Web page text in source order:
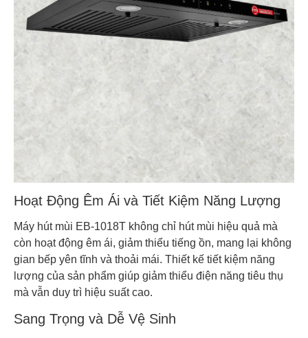
Hoạt Động Êm Ái và Tiết Kiệm Năng Lượng
Máy hút mùi EB-1018T không chỉ hút mùi hiệu quả mà
còn hoạt động êm ái, giảm thiểu tiếng ồn, mang lại không
gian bếp yên tĩnh và thoải mái. Thiết kế tiết kiệm năng
lượng của sản phẩm giúp giảm thiểu điện năng tiêu thụ
mà vẫn duy trì hiệu suất cao.
Sang Trọng và Dễ Vệ Sinh